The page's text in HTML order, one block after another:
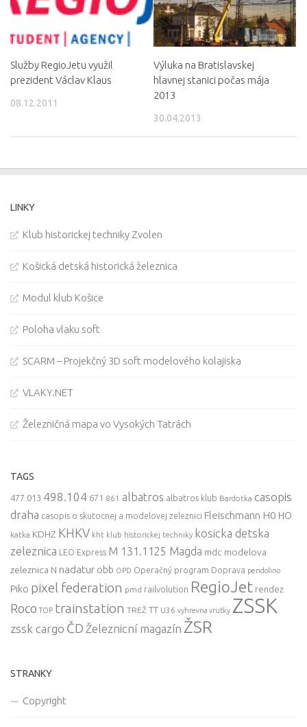
Služby RegioJetu využil
prezident Václav Klaus
08.12.2011
Výluka na Bratislavskej
hlavnej stanici počas mája
2013
30.04.2013
LINKY
Klub historickej techniky Zvolen
Košická detská historická železnica
Modul klub Košice
Poloha vlaku soft
SCARM – Projekčný 3D soft modelového kolajiska
VLAKY.NET
Železničná mapa vo Vysokých Tatrách
TAGS
477.013 498.104 671 861 albatros albatros klub Bardotka casopis
draha casopis o skutocnej a modelovej zeleznici Fleischmann H0 HO
katka KDHZ KHKV kht klub historickej techniky kosicka detska
zeleznica LEO Express M 131.1125 Magda mdc modelova
zeleznica N nadatur obb OPD Operačný program Doprava pendolino
Piko pixel federation pmd railvolution RegioJet rendez
Roco TOP trainstation TREŽ TT U36 vyhrevna vrutky ZSSK
zssk cargo ČD Železnicní magazín ŽSR
STRANKY
Copyright